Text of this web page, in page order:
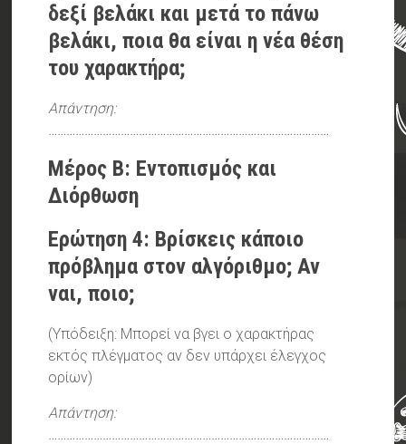
δεξί βελάκι και μετά το πάνω
βελάκι, ποια θα είναι η νέα θέση
του χαρακτήρα;
Απάντηση:
…………………………………………………………………………………
Μέρος Β: Εντοπισμός και
Διόρθωση
Ερώτηση 4: Βρίσκεις κάποιο
πρόβλημα στον αλγόριθμο; Αν
ναι, ποιο;
(Υπόδειξη: Μπορεί να βγει ο χαρακτήρας
εκτός πλέγματος αν δεν υπάρχει έλεγχος
ορίων)
Απάντηση:
…………………………………………………………………………………